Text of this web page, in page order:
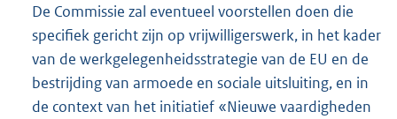
De Commissie zal eventueel voorstellen doen die
specifiek gericht zijn op vrijwilligerswerk, in het kader
van de werkgelegenheidsstrategie van de EU en de
bestrijding van armoede en sociale uitsluiting, en in
de context van het initiatief «Nieuwe vaardigheden